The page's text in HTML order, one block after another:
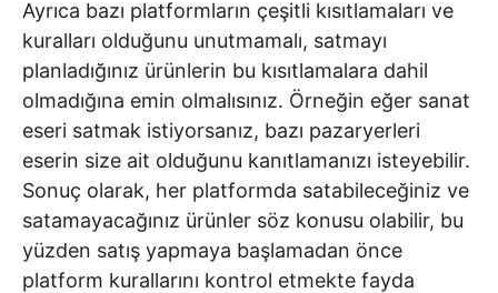
Ayrıca bazı platformların çeşitli kısıtlamaları ve
kuralları olduğunu unutmamalı, satmayı
planladığınız ürünlerin bu kısıtlamalara dahil
olmadığına emin olmalısınız. Örneğin eğer sanat
eseri satmak istiyorsanız, bazı pazaryerleri
eserin size ait olduğunu kanıtlamanızı isteyebilir.
Sonuç olarak, her platformda satabileceğiniz ve
satamayacağınız ürünler söz konusu olabilir, bu
yüzden satış yapmaya başlamadan önce
platform kurallarını kontrol etmekte fayda